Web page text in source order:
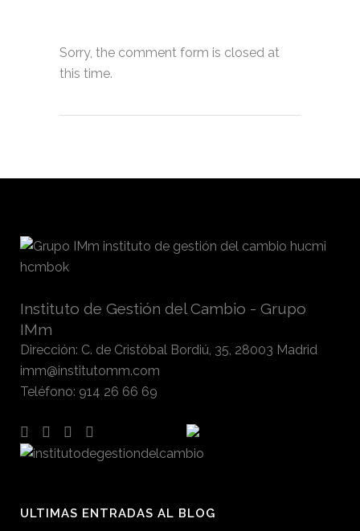
Sorry, the comment form is closed at
this time.
Instituto de Gestión del Cambio - Grupo
IMm
Dirección: C. de Cristóbal Bordiú, 35, 28003 Madrid
imm@institutomm.com
Teléfono: 914 26 66 69
ULTIMAS ENTRADAS AL BLOG